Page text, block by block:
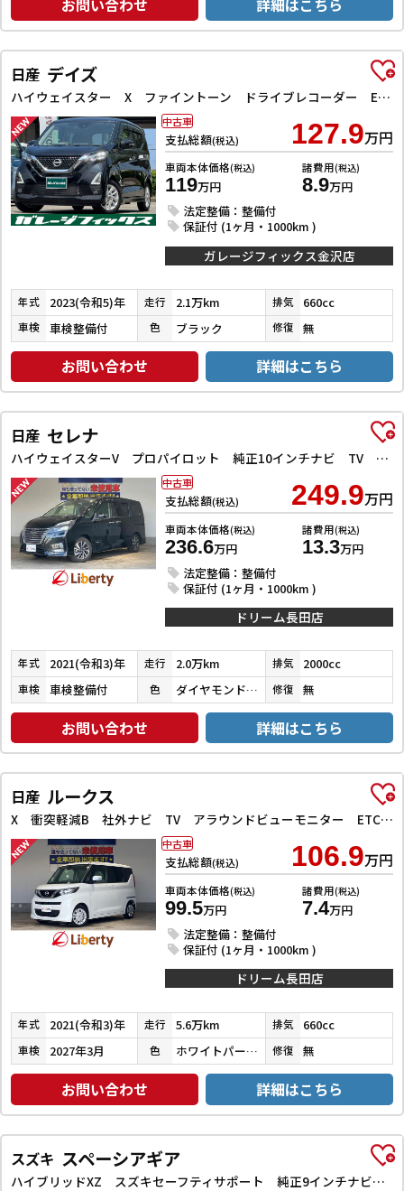
お問い合わせ 詳細はこちら
日産 デイズ
ハイウェイスター X ファイントーン ドライブレコーダー ETC 全周囲カメラ クリアランスソナー 衝突被害軽減システム オートライト LEDヘッドランプ スマートキー アイドリングストップ 電動格納ミラー ベンチシート CVT
支払総額(税込) 127.9万円
車両本体価格(税込)
119万円
諸費用(税込)
8.9万円
法定整備：整備付
保証付 (1ヶ月・1000km )
中古車
ガレージフィックス金沢店
年式 2023(令和5)年 走行 2.1万km 排気 660cc
車検 車検整備付 色 ブラック 修復 無
お問い合わせ 詳細はこちら
日産 セレナ
ハイウェイスターV プロパイロット 純正10インチナビ TV Bluetooth対応 アラウンドビューモニター 両側自動ドア 電子パーキング クルーズコントロール LEDヘッドライト 革巻きステアリング スマートキー
支払総額(税込) 249.9万円
車両本体価格(税込)
236.6万円
諸費用(税込)
13.3万円
法定整備：整備付
保証付 (1ヶ月・1000km )
中古車
ドリーム長田店
年式 2021(令和3)年 走行 2.0万km 排気 2000cc
車検 車検整備付 色 ダイヤモンドブラックパール 修復 無
お問い合わせ 詳細はこちら
日産 ルークス
X 衝突軽減B 社外ナビ TV アラウンドビューモニター ETC 左パワースライドドア スマートキー プッシュスタート アイドリングストップ ステアリングスイッチ タッチパネルオートエアコン
支払総額(税込) 106.9万円
車両本体価格(税込)
99.5万円
諸費用(税込)
7.4万円
法定整備：整備付
保証付 (1ヶ月・1000km )
中古車
ドリーム長田店
年式 2021(令和3)年 走行 5.6万km 排気 660cc
車検 2027年3月 色 ホワイトパール３コートパール 修復 無
お問い合わせ 詳細はこちら
スズキ スペーシアギア
ハイブリッドXZ スズキセーフティサポート 純正9インチナビ TV Bluetooth対応 全方位カメラ 両側自動ドア ヘッドアップディスプレイ アダプティブクルーズコントロール ステアリングヒーター LEDヘッドライ